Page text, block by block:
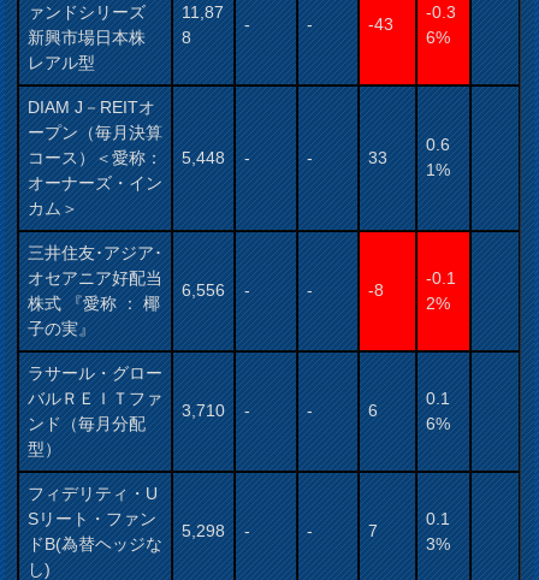
ァンドシリーズ
新興市場日本株
レアル型
11,87
8
- - -43
-0.3
6%
DIAM J－REITオ
ープン（毎月決算
コース）＜愛称：
オーナーズ・イン
カム＞
5,448 - - 33
0.6
1%
三井住友･アジア･
オセアニア好配当
株式 『愛称 ： 椰
子の実』
6,556 - - -8
-0.1
2%
ラサール・グロー
バルＲＥＩＴファ
ンド（毎月分配
型）
3,710 - - 6
0.1
6%
フィデリティ・U
Sリート・ファン
ドB(為替ヘッジな
し)
5,298 - - 7
0.1
3%